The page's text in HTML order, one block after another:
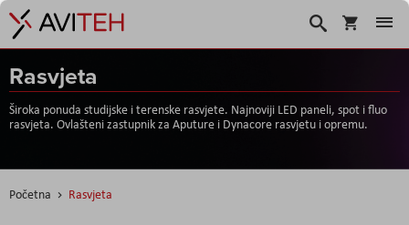
Košarica
Traži
Rasvjeta
Široka ponuda studijske i terenske rasvjete. Najnoviji LED paneli, spot i fluo
rasvjeta. Ovlašteni zastupnik za Aputure i Dynacore rasvjetu i opremu.
Početna Rasvjeta